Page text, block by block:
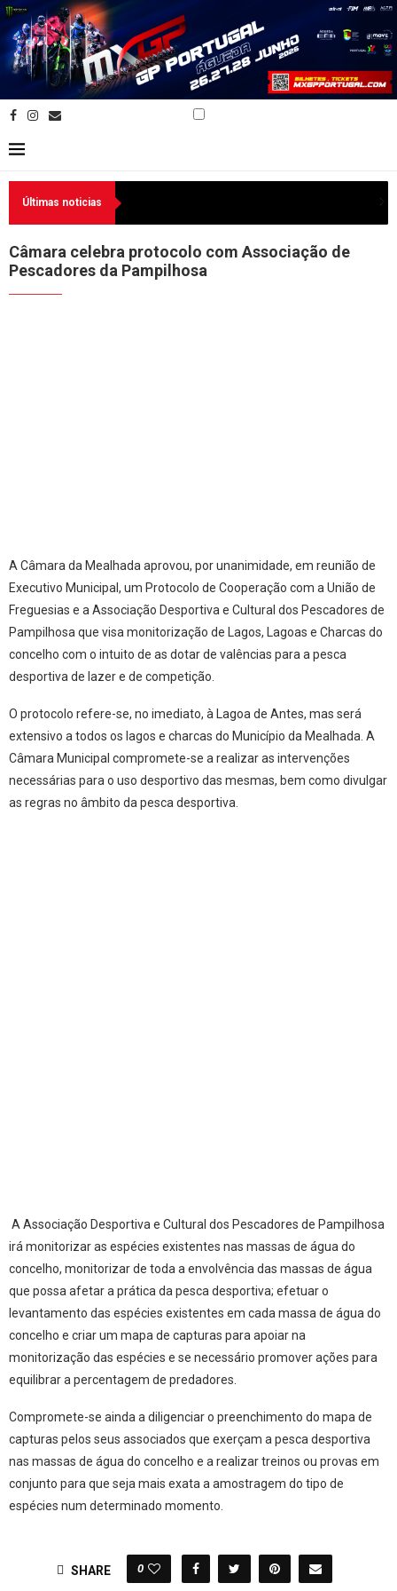
Últimas noticias
Câmara celebra protocolo com Associação de
Pescadores da Pampilhosa
A Câmara da Mealhada aprovou, por unanimidade, em reunião de
Executivo Municipal, um Protocolo de Cooperação com a União de
Freguesias e a Associação Desportiva e Cultural dos Pescadores de
Pampilhosa que visa monitorização de Lagos, Lagoas e Charcas do
concelho com o intuito de as dotar de valências para a pesca
desportiva de lazer e de competição.
O protocolo refere-se, no imediato, à Lagoa de Antes, mas será
extensivo a todos os lagos e charcas do Município da Mealhada. A
Câmara Municipal compromete-se a realizar as intervenções
necessárias para o uso desportivo das mesmas, bem como divulgar
as regras no âmbito da pesca desportiva.
A Associação Desportiva e Cultural dos Pescadores de Pampilhosa
irá monitorizar as espécies existentes nas massas de água do
concelho, monitorizar de toda a envolvência das massas de água
que possa afetar a prática da pesca desportiva; efetuar o
levantamento das espécies existentes em cada massa de água do
concelho e criar um mapa de capturas para apoiar na
monitorização das espécies e se necessário promover ações para
equilibrar a percentagem de predadores.
Compromete-se ainda a diligenciar o preenchimento do mapa de
capturas pelos seus associados que exerçam a pesca desportiva
nas massas de água do concelho e a realizar treinos ou provas em
conjunto para que seja mais exata a amostragem do tipo de
espécies num determinado momento.
SHARE 0